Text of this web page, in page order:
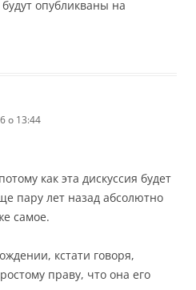
опубликваны на
о 13:44
как эта дискуссия будет
пару лет назад абсолютно
самое.
кстати говоря,
праву, что она его